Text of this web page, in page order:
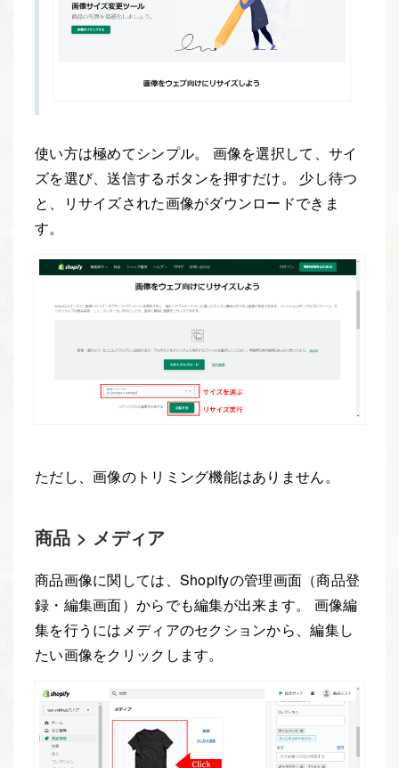
使い方は極めてシンプル。 画像を選択して、サイ
ズを選び、送信するボタンを押すだけ。 少し待つ
と、リサイズされた画像がダウンロードできま
す。
ただし、画像のトリミング機能はありません。
商品 > メディア
商品画像に関しては、Shopifyの管理画面（商品登
録・編集画面）からでも編集が出来ます。 画像編
集を行うにはメディアのセクションから、編集し
たい画像をクリックします。